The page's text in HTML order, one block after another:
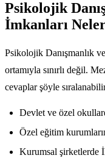
Psikolojik
İmkanları
Psikolojik Danışmanlık
ortamıyla sınırlı değil.
cevaplar şöyle
Devlet ve özel
Özel eğitim
Kurumsal şirketlerde